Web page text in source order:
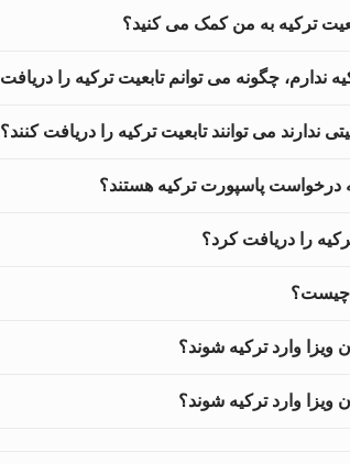
ترکیه به من کمک می کنید؟
ندارم، چگونه می توانم تابعیت ترکیه را
ندارند می توانند تابعیت ترکیه را دریافت کنند؟
درخواست پاسپورت ترکیه هستند؟
را دریافت کرد؟
چیست؟
ویزا وارد ترکیه شوند؟
ویزا وارد ترکیه شوند؟